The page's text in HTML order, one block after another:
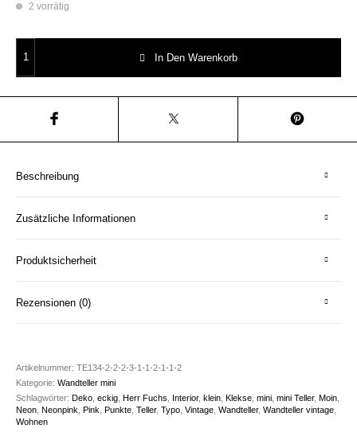
2 vorrätig
In Den Warenkorb
Beschreibung
Zusätzliche Informationen
Produktsicherheit
Rezensionen (0)
Artikelnummer:TE134-2-2-2-3-1-1-2-1-1-2
Kategorie:Wandteller mini
Schlagwörter:Deko ,eckig ,Herr Fuchs Interior,klein ,Klekse ,mini ,mini Teller,Moin
Neon ,Neonpink ,Pink ,Punkte ,Teller,Typo ,Vintage ,Wandteller,Wandteller vintage
Wohnen